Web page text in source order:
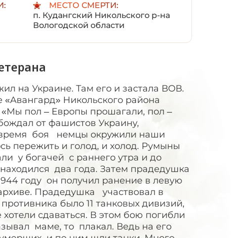
МЕСТО СМЕРТИ:
п. Кудангский Никольского р-на
Вологодской области
на Украине. Там его и застала ВОВ.
«Авангард» Никольского района
пол – Европы прошагали, пол –
от фашистов Украину,
боя немцы окружили наши
пережить и голод, и холод. Румыны
у богачей с раннего утра и до
два года. Затем прадедушка
году он получил ранение в левую
Прадедушка участвовал в
было 11 танковых дивизий,
сдаваться. В этом бою погибли
маме, то плакал. Ведь на его